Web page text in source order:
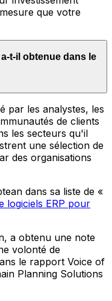
que votre
t-il obtenue dans le
par les analystes, les
de clients
les secteurs qu'il
une sélection de
des organisations
dans sa liste de «
logiciels ERP pour
a obtenu une note
volonté de
le rapport Voice of
Planning Solutions